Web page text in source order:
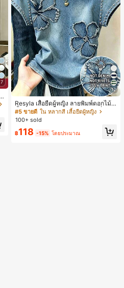
7
17
Resyla เสื้อยืดผู้หญิง ลายพิมพ์ดอกไม้สี
น้ำเงินวินเทจ เสื้อสำหรับออกไปเที่ยวฤ
ดูร้อน ดีไซน์กราฟิก สบายๆ อเนกประสง
องเที่ยวกลางแจ้ง
#5 ขายดี ใน หลากสี เสื้อยืดผู้หญิง
100+ sold
฿118 -15% โดยประมาณ